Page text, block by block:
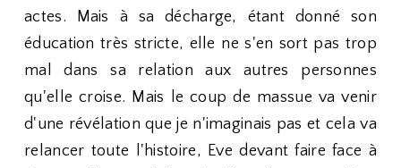
actes. Mais à sa décharge, étant donné son
éducation très stricte, elle ne s'en sort pas trop
mal dans sa relation aux autres personnes
qu'elle croise. Mais le coup de massue va venir
d'une révélation que je n'imaginais pas et cela va
relancer toute l'histoire, Eve devant faire face à